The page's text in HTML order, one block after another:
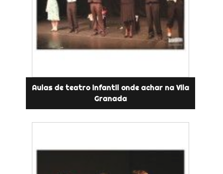
Aulas de teatro infantil onde achar na Vila
Granada